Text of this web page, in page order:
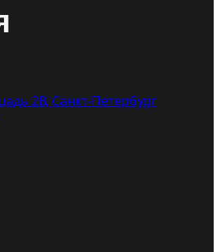
2В, Санкт-Петербург